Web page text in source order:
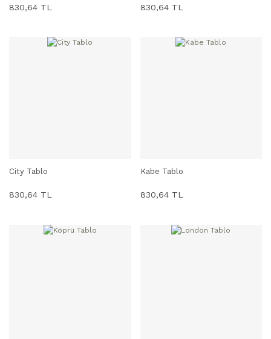
830,64 TL 830,64 TL
SEPETE EKLE
City Tablo
830,64 TL
SEPETE EKLE
Kabe Tablo
830,64 TL